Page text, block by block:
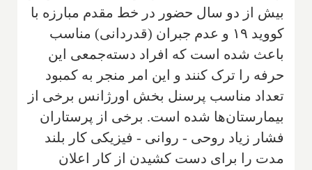
بیش از دو سال حضور در خط مقدم مبارزه با
کووید ۱۹ و عدم جبران (قدردانی) مناسب
باعث شده است که افراد دسته‌جمعی این
حرفه را ترک کنند و این امر منجر به کمبود
تعداد مناسب پرسنل بخش اورژانس برخی از
بیمارستان‌ها شده است. برخی از پرستاران
فشار زیاد روحی - روانی - فیزیکی کار بلند
مدت را برای دست کشیدن از کار اعلان